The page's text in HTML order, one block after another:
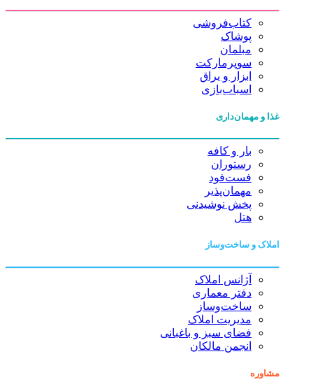
کتاب‌فروشی
پوشاک
مبلمان
سوپرمارکت
ابزار و یراق
اسباب‌بازی
غذا و مهمان‌داری
بار و کافه
رستوران
فست‌فود
مهمان‌پذیر
پخش نوشیدنی
هتل
املاک و ساخت‌وساز
آژانس املاک
دفتر معماری
ساخت‌وساز
مدیریت املاک
فضای سبز و باغبانی
انجمن مالکان
مشاوره